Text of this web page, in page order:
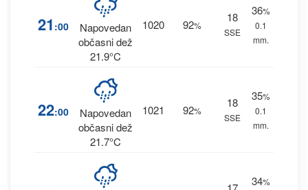
21 :00
Napovedan
občasni dež
21.9°C
1020 92%
18
SSE
36%
0.1
mm.
22:00
Napovedan
občasni dež
21.7°C
1021 92%
18
SSE
35%
0.1
mm.
34%